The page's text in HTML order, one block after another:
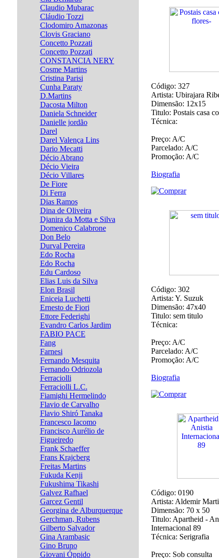
Claudio Mubarac
Cláudio Tozzi
Clodomiro Amazonas
Clovis Graciano
Concetto Pozzati
Concetto Pozzati
CONSTANCIA NERY
Cosme Martins
Cristina Parisi
Cunha Paraty
D.Martins
Dacosta Milton
Daniela Schneider
Danielle jordão
Darel
Darel Valença Lins
Dario Mecatti
Décio Abrano
Décio Vieira
Décio Villares
De Fiore
Di Ferra
Dias Ramos
Dina de Oliveira
Djanira da Motta e Silva
Domenico Calabrone
Don Belo
Durval Pereira
Edo Rocha
Edo Rocha
Edu Cardoso
Elias Luis da Silva
Elon Brasil
Eniceia Luchetti
Ernesto de Fiori
Ettore Federighi
Evandro Carlos Jardim
FABIO PACE
Fang
Farnesi
Fernando Mesquita
Fernando Odriozola
Ferraciolli
Ferraciolli L.C.
Fiamighi Hermelindo
Flavio de Carvalho
Flavio Shiró Tanaka
Francesco Iacomo
Francisco Aurélio de
Figueiredo
Frank Schaeffer
Frans Krajcberg
Freitas Martins
Fukuda Kenji
Fukushima Tikashi
Galvez Rafhael
Garcez Gentil
Georgina de Alburquerque
Gerchman, Rubens
Gilberto Salvador
Gina Arambasic
Gino Bruno
Giovani Óppido
Código: 327
Artista: Ubirajara
Dimensão: 12x15
Titulo: Postais casa
Técnica:
Preço: A/C
Parcelado: A/C
Promoção: A/C
Biografia
Código: 302
Artista: Y. Suzuk
Dimensão: 47x40
Titulo: sem titulo
Técnica:
Preço: A/C
Parcelado: A/C
Promoção: A/C
Biografia
Código: 0190
Artista: Aldemir
Dimensão: 70 x 50
Titulo: Apartheid -
Internacional 89
Técnica: Serigrafia
Preço: Sob consulta